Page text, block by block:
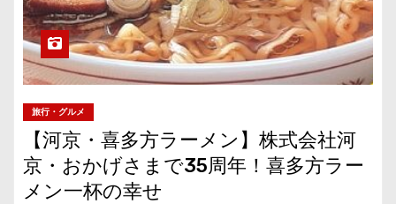
旅行・グルメ
【河京・喜多方ラーメン】株式会社河
京・おかげさまで35周年！喜多方ラー
メン一杯の幸せ